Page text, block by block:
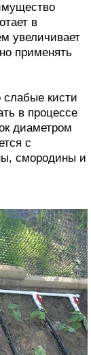
в
увеличивает
применять
слабые кисти
в процессе
диаметром
с
смородины и